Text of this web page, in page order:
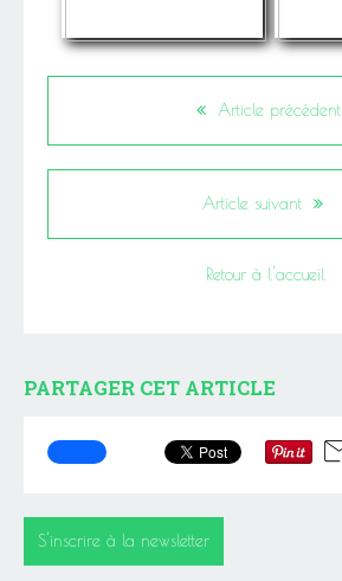
Article précédent
Article suivant
Retour à l'accueil
PARTAGER CET ARTICLE
S'inscrire à la newsletter